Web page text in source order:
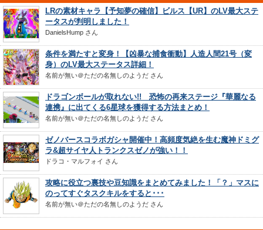
LRの素材キャラ【予知夢の確信】ビルス【UR】のLV最大ステ
ータスが判明しました！
DanielsHump さん
条件を満たすと変身！【凶暴な捕食衝動】人造人間21号（変
身）のLV最大ステータス詳細！
名前が無い＠ただの名無しのようだ さん
ドラゴンボールが取れない!! 恐怖の再来ステージ『華麗なる
連携』に出てくる6星球を獲得する方法まとめ！
名前が無い＠ただの名無しのようだ さん
ゼノバースコラボガシャ開催中！高頻度気絶を生む魔神ドミグ
ラ&超サイヤ人トランクスゼノが強い！！
ドラコ・マルフォイ さん
攻略に役立つ裏技や豆知識をまとめてみました！「？」マスに
のってすぐタスクキルをすると･･･
名前が無い＠ただの名無しのようだ さん